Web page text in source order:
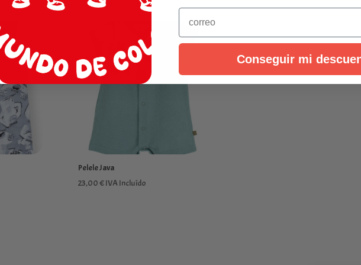
Pelele Java
23,00€IVA Incluído
Email
Conseguir mi